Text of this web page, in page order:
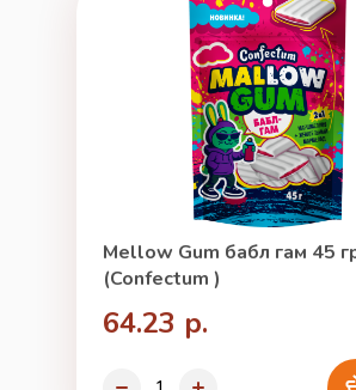
Mellow Gum бабл гам 45
(Confectum )
64.23 р.